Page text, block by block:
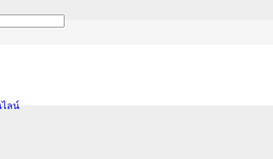
ลน์
สำหรับมือใหม่ทำ